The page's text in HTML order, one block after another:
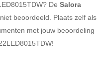
De Salora
beoordeeld. Plaats zelf als
met jouw beoordeling